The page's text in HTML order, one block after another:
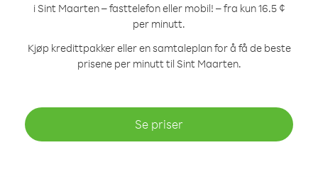
i Sint Maarten – fasttelefon eller mobil! – fra kun 16.5 ¢
per minutt.
Kjøp kredittpakker eller en samtaleplan for å få de beste
prisene per minutt til Sint Maarten.
Se priser